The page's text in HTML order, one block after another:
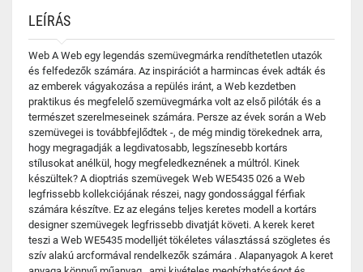
LEÍRÁS
Web A Web egy legendás szemüvegmárka rendíthetetlen utazók
és felfedezők számára. Az inspirációt a harmincas évek adták és
az emberek vágyakozása a repülés iránt, a Web kezdetben
praktikus és megfelelő szemüvegmárka volt az első pilóták és a
természet szerelmeseinek számára. Persze az évek során a Web
szemüvegei is továbbfejlődtek -, de még mindig törekednek arra,
hogy megragadják a legdivatosabb, legszínesebb kortárs
stílusokat anélkül, hogy megfeledkeznének a múltról. Kinek
készültek? A dioptriás szemüvegek Web WE5435 026 a Web
legfrissebb kollekciójának részei, nagy gondossággal férfiak
számára készítve. Ez az elegáns teljes keretes modell a kortárs
designer szemüvegek legfrissebb divatját követi. A kerek keret
teszi a Web WE5435 modelljét tökéletes választássá szögletes és
szív alakú arcformával rendelkezők számára . Alapanyagok A keret